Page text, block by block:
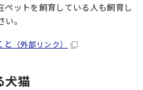
ペットを飼育している人も飼育し
。
と （外部リンク）
犬猫